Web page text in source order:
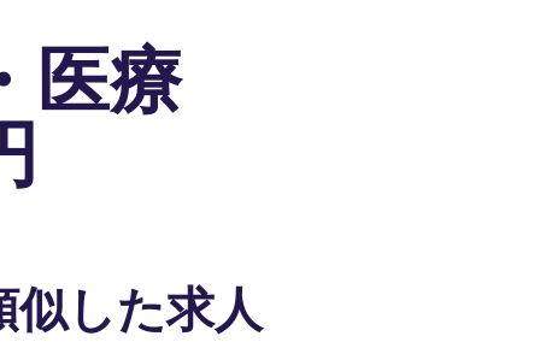
医療
似した求人